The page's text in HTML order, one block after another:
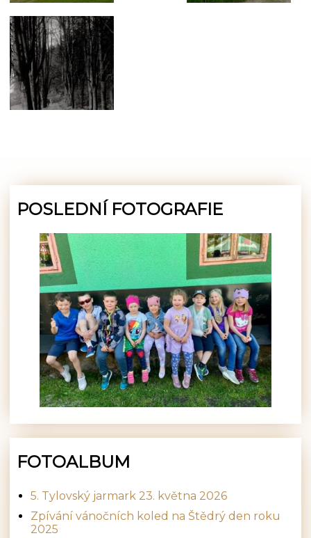
POSLEDNÍ FOTOGRAFIE
FOTOALBUM
5. Tylovský jarmark 23. května 2026
Zpívání vánočních koled na Štědrý den roku
2025